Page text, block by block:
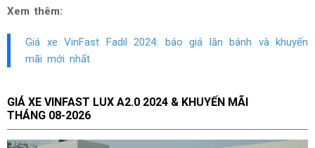
Xem thêm:
Giá xe VinFast Fadil 2024: báo giá lăn bánh và khuyến
mãi mới nhất
GIÁ XE VINFAST LUX A2.0 2024 & KHUYẾN MÃI
THÁNG 08-2026